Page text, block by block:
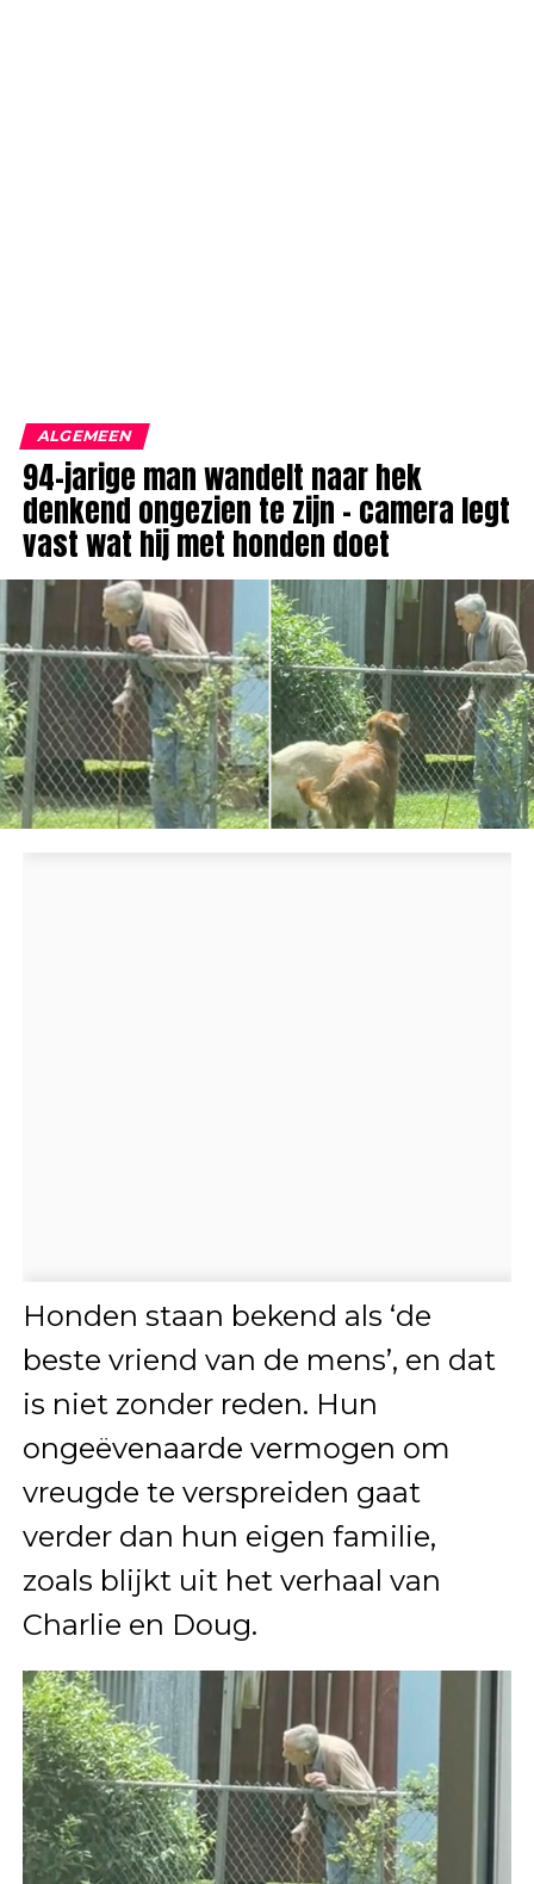
ALGEMEEN
94-jarige man wandelt naar hek
denkend ongezien te zijn – camera legt
vast wat hij met honden doet
Honden staan bekend als ‘de
beste vriend van de mens’, en dat
is niet zonder reden. Hun
ongeëvenaarde vermogen om
vreugde te verspreiden gaat
verder dan hun eigen familie,
zoals blijkt uit het verhaal van
Charlie en Doug.